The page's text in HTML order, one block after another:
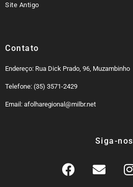
Site Antigo
Contato
Endereço: Rua Dick Prado, 96, Muzambinho
Telefone: (35) 3571-2429
Email: afolharegional@milbr.net
Siga-nos